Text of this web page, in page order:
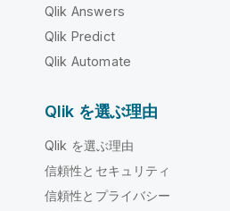
Qlik Answers
Qlik Predict
Qlik Automate
Qlik を選ぶ理由
Qlik を選ぶ理由
信頼性とセキュリティ
信頼性とプライバシー